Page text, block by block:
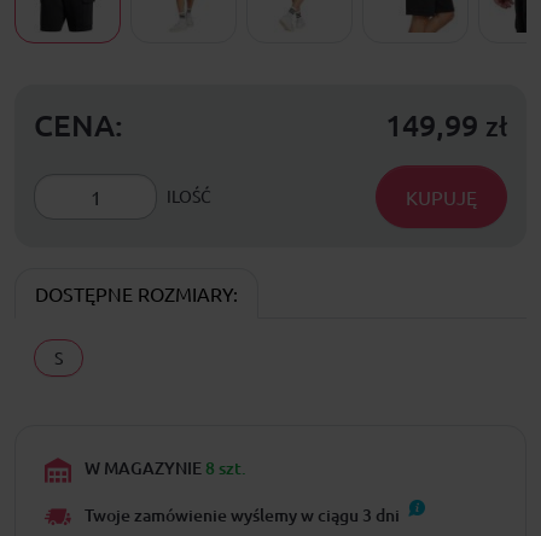
CENA: 149,99 zł
ILOŚĆ KUPUJĘ
DOSTĘPNE ROZMIARY:
S
W MAGAZYNIE 8 szt.
Twoje zamówienie wyślemy w ciągu 3 dni